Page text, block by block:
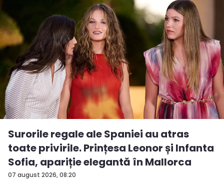
07 august 2026, 08:20
Surorile regale ale Spaniei au atras
toate privirile. Prințesa Leonor și Infanta
Sofia, apariție elegantă în Mallorca